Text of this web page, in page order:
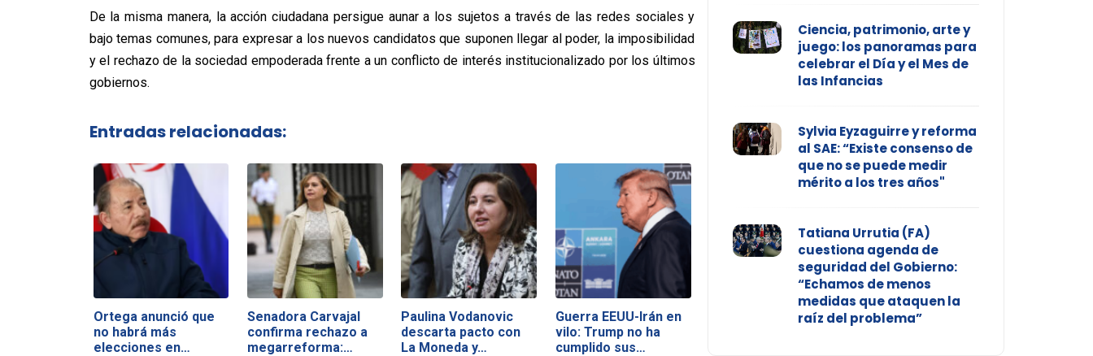
De la misma manera, la acción ciudadana persigue aunar a los sujetos a través de las redes sociales y
bajo temas comunes, para expresar a los nuevos candidatos que suponen llegar al poder, la imposibilidad
y el rechazo de la sociedad empoderada frente a un conflicto de interés institucionalizado por los últimos
gobiernos.
Entradas relacionadas:
Ortega anunció que
no habrá más
elecciones en…
Senadora Carvajal
confirma rechazo a
megarreforma:…
Paulina Vodanovic
descarta pacto con
La Moneda y…
Guerra EEUU-Irán en
vilo: Trump no ha
cumplido sus…
Ciencia, patrimonio, arte y
juego: los panoramas para
celebrar el Día y el Mes de
las Infancias
Sylvia Eyzaguirre y reforma
al SAE: “Existe consenso de
que no se puede medir
mérito a los tres años"
Tatiana Urrutia (FA)
cuestiona agenda de
seguridad del Gobierno:
“Echamos de menos
medidas que ataquen la
raíz del problema”